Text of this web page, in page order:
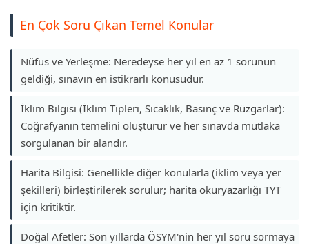
En Çok Soru Çıkan Temel Konular
Nüfus ve Yerleşme: Neredeyse her yıl en az 1 sorunun
geldiği, sınavın en istikrarlı konusudur.
İklim Bilgisi (İklim Tipleri, Sıcaklık, Basınç ve Rüzgarlar):
Coğrafyanın temelini oluşturur ve her sınavda mutlaka
sorgulanan bir alandır.
Harita Bilgisi: Genellikle diğer konularla (iklim veya yer
şekilleri) birleştirilerek sorulur; harita okuryazarlığı TYT
için kritiktir.
Doğal Afetler: Son yıllarda ÖSYM'nin her yıl soru sormaya